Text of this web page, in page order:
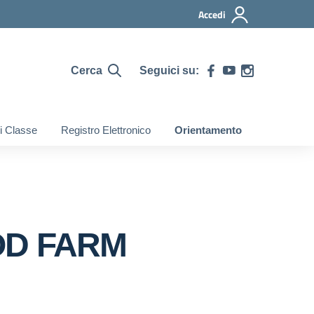
Accedi
Cerca Seguici su:
Classe Registro Elettronico Orientamento
FARM